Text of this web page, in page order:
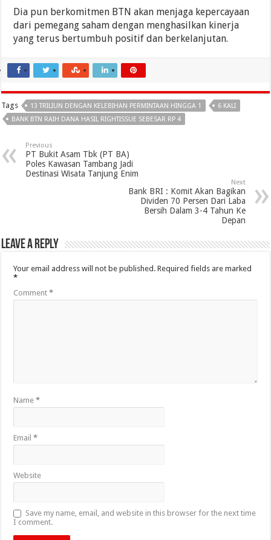
Dia pun berkomitmen BTN akan menjaga kepercayaan
dari pemegang saham dengan menghasilkan kinerja
yang terus bertumbuh positif dan berkelanjutan.
Tags 13 TRILIUN DENGAN KELEBIHAN PERMINTAAN HINGGA 1
6 KALI
BANK BTN RAIH DANA HASIL RIGHTISSUE SEBESAR RP 4
Previous
PT Bukit Asam Tbk (PT BA)
Poles Kawasan Tambang Jadi
Destinasi Wisata Tanjung Enim
Next
Bank BRI : Komit Akan Bagikan
Dividen 70 Persen Dari Laba
Bersih Dalam 3-4 Tahun Ke
Depan
Leave a Reply
Your email address will not be published. Required fields are marked
*
Comment*
Name*
Email*
Website
Save my name, email, and website in this browser for the next time
I comment.